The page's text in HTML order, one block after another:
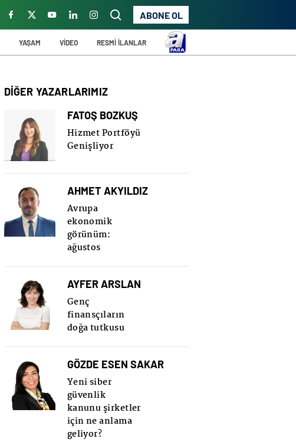
ABONE OL
YAŞAM VİDEO RESMİ İLANLAR
DİĞER YAZARLARIMIZ
FATOŞ BOZKUŞ
Hizmet Portföyü
Genişliyor
AHMET AKYILDIZ
Avrupa
ekonomik
görünüm:
ağustos
AYFER ARSLAN
Genç
finansçıların
doğa tutkusu
GÖZDE ESEN SAKAR
Yeni siber
güvenlik
kanunu şirketler
için ne anlama
geliyor?